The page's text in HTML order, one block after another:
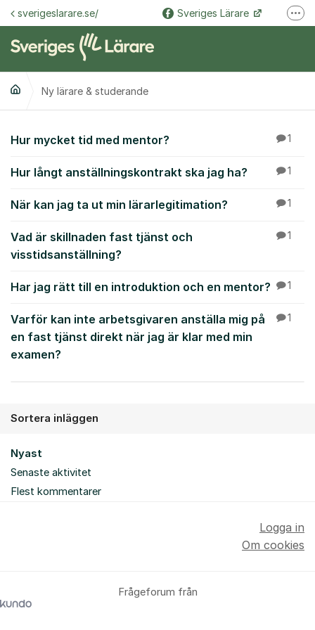
Hoppa till innehåll
sverigeslarare.se/ Sveriges Lärare
Ny lärare & studerande
Ny lärare &
Hur mycket tid med mentor? 1
Hur långt anställningskontrakt ska jag ha? 1
När kan jag ta ut min lärarlegitimation? 1
Vad är skillnaden fast tjänst och
visstidsanställning?
1
Har jag rätt till en introduktion och en mentor? 1
Varför kan inte arbetsgivaren anställa mig på
en fast tjänst direkt när jag är klar med min
examen?
1
Sortera inläggen
Nyast
Senaste aktivitet
Flest kommentarer
Frågeforum från
Logga in
Om cookies